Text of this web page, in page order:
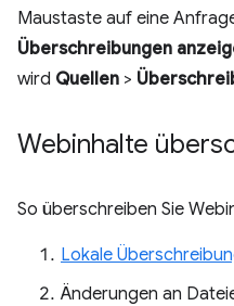
Maustaste auf eine
Überschreibungen
wird Quellen >
Webinhalte
So überschreiben Sie
Lokale
Änderungen an